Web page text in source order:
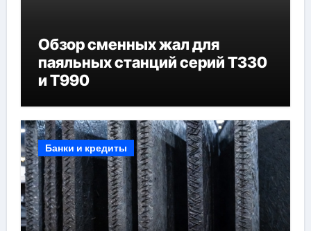
Обзор сменных жал для
паяльных станций серий T330
и T990
Банки и кредиты